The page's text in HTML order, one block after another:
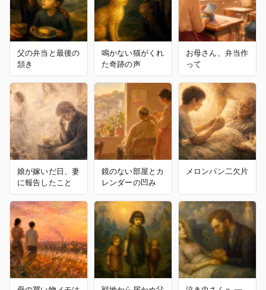
父の弁当と最後の
頷き
鳴かない猫がくれ
た奇跡の声
お母さん、弁当作
って
娘が嫁いだ日、妻
に報告したこと
鏡のない部屋とカ
レンダーの凹み
メロンパン二欠片